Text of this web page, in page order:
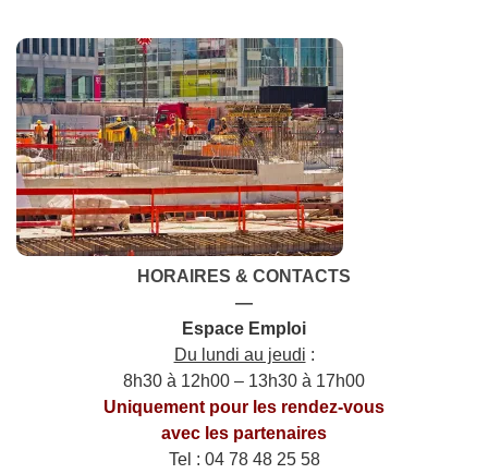
HORAIRES & CONTACTS
—
Espace Emploi
Du lundi au jeudi :
8h30 à 12h00 – 13h30 à 17h00
Uniquement pour les rendez-vous
avec les partenaires
Tel : 04 78 48 25 58